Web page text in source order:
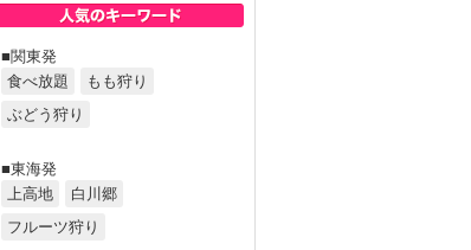
■関東発
食べ放題
もも狩り
ぶどう狩り
■東海発
上高地
白川郷
フルーツ狩り